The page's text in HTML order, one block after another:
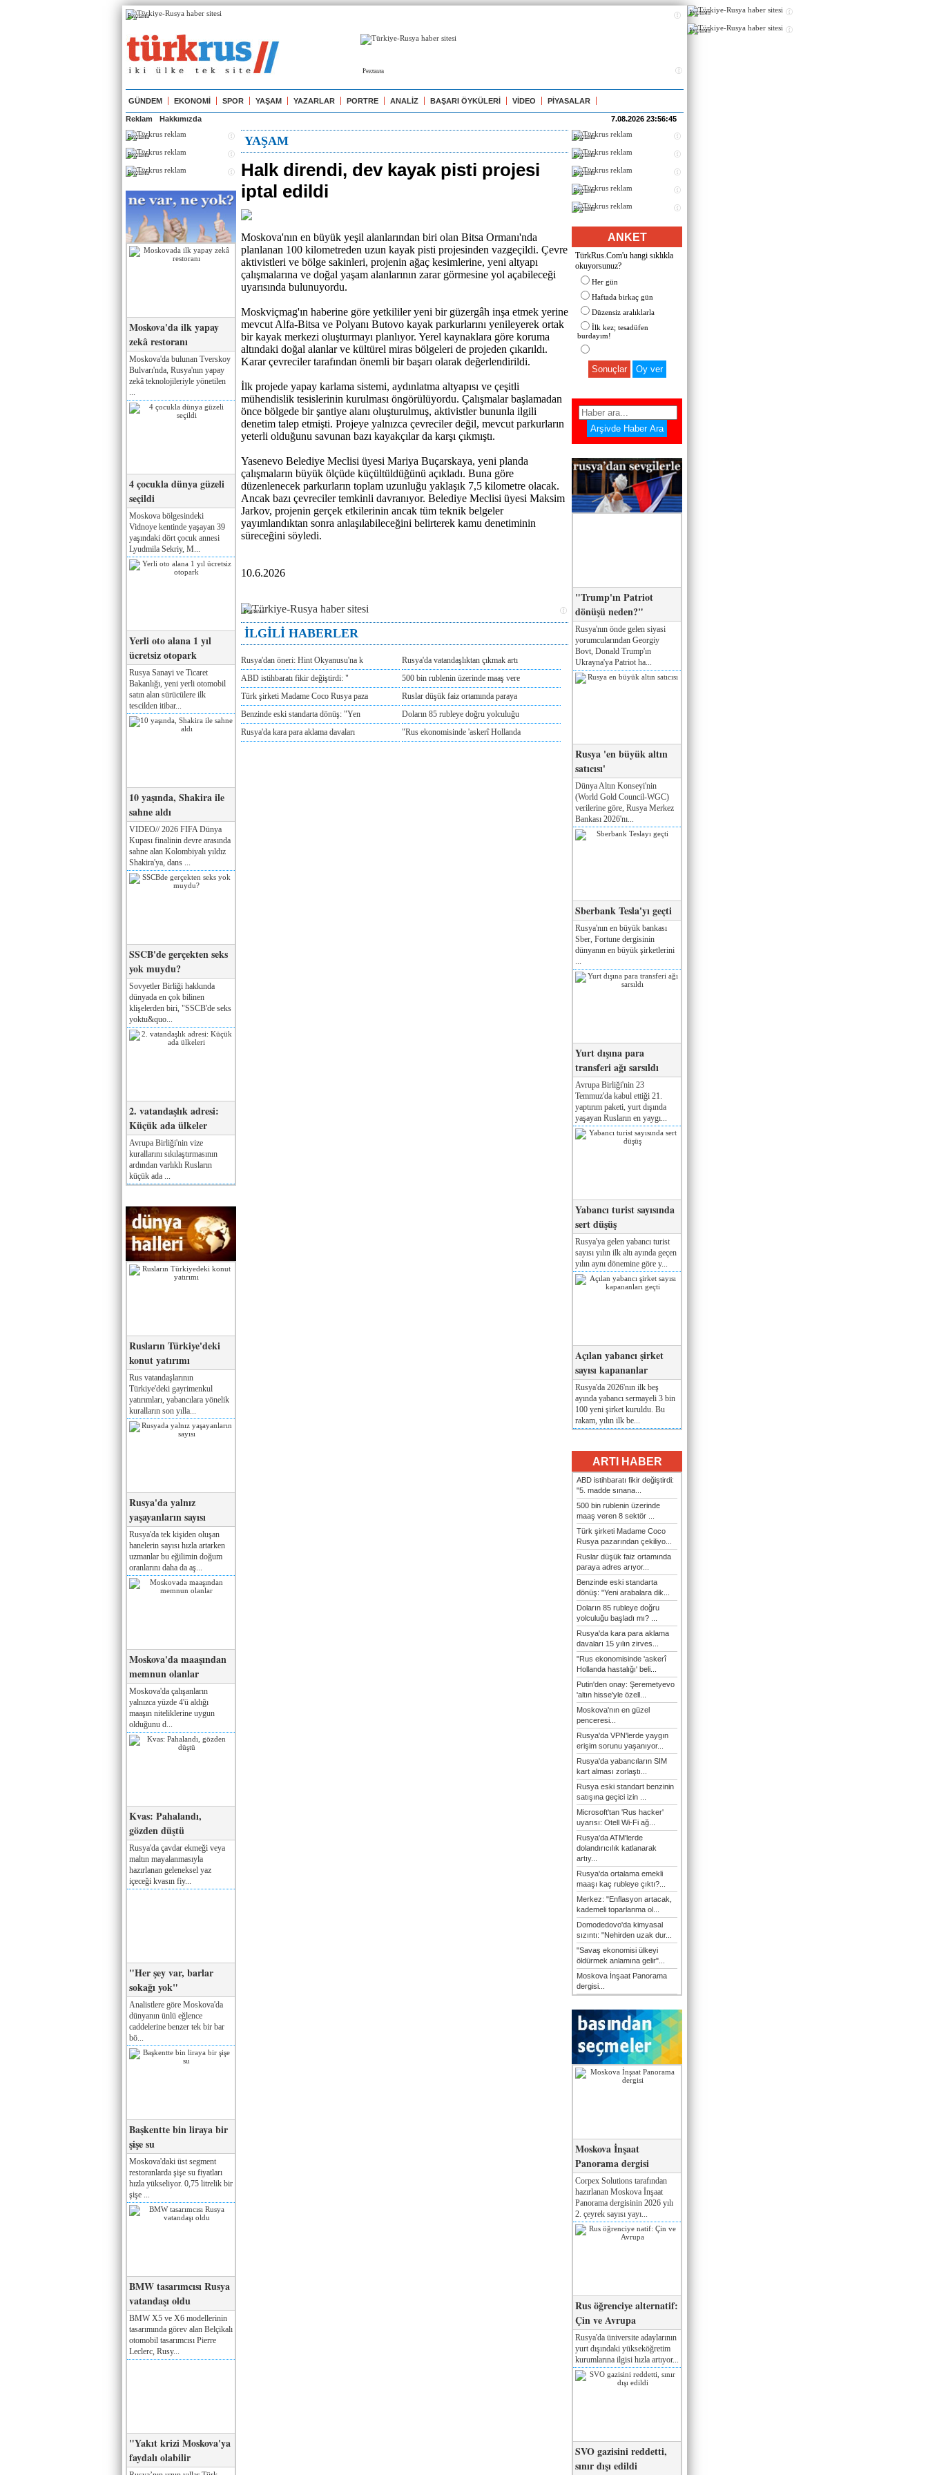
Реклама
Реклама
GÜNDEM EKONOMİ SPOR YAŞAM YAZARLAR PORTRE ANALİZ BAŞARI ÖYKÜLERİ VİDEO PİYASALAR
Reklam Hakkımızda 7.08.2026 23:56:45
Реклама
Реклама
Реклама
Moskova'da ilk yapay
zekâ restoranı
Moskova'da bulunan Tverskoy
Bulvarı'nda, Rusya'nın yapay
zekâ teknolojileriyle yönetilen
4 çocukla dünya güzeli
seçildi
Moskova bölgesindeki
Vidnoye kentinde yaşayan 39
yaşındaki dört çocuk annesi
Lyudmila Sekriy, M...
Yerli oto alana 1 yıl
ücretsiz otopark
Rusya Sanayi ve Ticaret
Bakanlığı, yeni yerli otomobil
satın alan sürücülere ilk
tescilden itibar...
10 yaşında, Shakira ile
sahne aldı
VIDEO// 2026 FIFA Dünya
Kupası finalinin devre arasında
sahne alan Kolombiyalı yıldız
Shakira'ya, dans ...
SSCB'de gerçekten seks
yok muydu?
Sovyetler Birliği hakkında
dünyada en çok bilinen
klişelerden biri, "SSCB'de seks
yoktu&quo...
2. vatandaşlık adresi:
Küçük ada ülkeler
Avrupa Birliği'nin vize
kurallarını sıkılaştırmasının
ardından varlıklı Rusların
küçük ada ...
Rusların Türkiye'deki
konut yatırımı
Rus vatandaşlarının
Türkiye'deki gayrimenkul
yatırımları, yabancılara yönelik
kuralların son yılla...
Rusya'da yalnız
yaşayanların sayısı
Rusya'da tek kişiden oluşan
hanelerin sayısı hızla artarken
uzmanlar bu eğilimin doğum
oranlarını daha da aş...
Moskova'da maaşından
memnun olanlar
Moskova'da çalışanların
yalnızca yüzde 4'ü aldığı
maaşın niteliklerine uygun
olduğunu d...
Kvas: Pahalandı,
gözden düştü
Rusya'da çavdar ekmeği veya
maltın mayalanmasıyla
hazırlanan geleneksel yaz
içeceği kvasın fiy...
"Her şey var, barlar
sokağı yok"
Analistlere göre Moskova'da
dünyanın ünlü eğlence
caddelerine benzer tek bir bar
bö...
Başkentte bin liraya bir
şişe su
Moskova'daki üst segment
restoranlarda şişe su fiyatları
hızla yükseliyor. 0,75 litrelik bir
şişe ...
BMW tasarımcısı Rusya
vatandaşı oldu
BMW X5 ve X6 modellerinin
tasarımında görev alan Belçikalı
otomobil tasarımcısı Pierre
Leclerc, Rusy...
"Yakıt krizi Moskova'ya
faydalı olabilir
YAŞAM
Halk direndi, dev kayak pisti projesi
iptal edildi
Moskova'nın en büyük yeşil alanlarından biri olan Bitsa Ormanı'nda
planlanan 100 kilometreden uzun kayak pisti projesinden vazgeçildi. Çevre
aktivistleri ve bölge sakinleri, projenin ağaç kesimlerine, yeni altyapı
çalışmalarına ve doğal yaşam alanlarının zarar görmesine yol açabileceği
uyarısında bulunuyordu.
Moskviçmag'ın haberine göre yetkililer yeni bir güzergâh inşa etmek yerine
mevcut Alfa-Bitsa ve Polyanı Butovo kayak parkurlarını yenileyerek ortak
bir kayak merkezi oluşturmayı planlıyor. Yerel kaynaklara göre koruma
altındaki doğal alanlar ve kültürel miras bölgeleri de projeden çıkarıldı.
Karar çevreciler tarafından önemli bir başarı olarak değerlendirildi.
İlk projede yapay karlama sistemi, aydınlatma altyapısı ve çeşitli
mühendislik tesislerinin kurulması öngörülüyordu. Çalışmalar başlamadan
önce bölgede bir şantiye alanı oluşturulmuş, aktivistler bununla ilgili
denetim talep etmişti. Projeye yalnızca çevreciler değil, mevcut parkurların
yeterli olduğunu savunan bazı kayakçılar da karşı çıkmıştı.
Yasenevo Belediye Meclisi üyesi Mariya Buçarskaya, yeni planda
çalışmaların büyük ölçüde küçültüldüğünü açıkladı. Buna göre
düzenlenecek parkurların toplam uzunluğu yaklaşık 7,5 kilometre olacak.
Ancak bazı çevreciler temkinli davranıyor. Belediye Meclisi üyesi Maksim
Jarkov, projenin gerçek etkilerinin ancak tüm teknik belgeler
yayımlandıktan sonra anlaşılabileceğini belirterek kamu denetiminin
süreceğini söyledi.
10.6.2026
Реклама
İLGİLİ HABERLER
Rusya'dan öneri: Hint Okyanusu'na k
Rusya'da vatandaşlıktan çıkmak artı
ABD istihbaratı fikir değiştirdi: "
500 bin rublenin üzerinde maaş vere
Türk şirketi Madame Coco Rusya paza
Ruslar düşük faiz ortamında paraya
Benzinde eski standarta dönüş: "Yen
Doların 85 rubleye doğru yolculuğu
Rusya'da kara para aklama davaları
"Rus ekonomisinde 'askerî Hollanda
Реклама
Реклама
Реклама
Реклама
Реклама
ANKET
TürkRus.Com'u hangi sıklıkla
okuyorsunuz?
Her gün
Haftada birkaç gün
Düzensiz aralıklarla
İlk kez; tesadüfen
burdayım!
Sonuçlar
"Trump'ın Patriot
dönüşü neden?"
Rusya'nın önde gelen siyasi
yorumcularından Georgiy
Bovt, Donald Trump'ın
Ukrayna'ya Patriot ha...
Rusya 'en büyük altın
satıcısı'
Dünya Altın Konseyi'nin
(World Gold Council-WGC)
verilerine göre, Rusya Merkez
Bankası 2026'nı...
Sberbank Tesla'yı geçti
Rusya'nın en büyük bankası
Sber, Fortune dergisinin
dünyanın en büyük şirketlerini
...
Yurt dışına para
transferi ağı sarsıldı
Avrupa Birliği'nin 23
Temmuz'da kabul ettiği 21.
yaptırım paketi, yurt dışında
yaşayan Rusların en yaygı...
Yabancı turist sayısında
sert düşüş
Rusya'ya gelen yabancı turist
sayısı yılın ilk altı ayında geçen
yılın aynı dönemine göre y...
Açılan yabancı şirket
sayısı kapananlar
Rusya'da 2026'nın ilk beş
ayında yabancı sermayeli 3 bin
100 yeni şirket kuruldu. Bu
rakam, yılın ilk be...
ARTI HABER
ABD istihbaratı fikir değiştirdi:
"5. madde sınana...
500 bin rublenin üzerinde
maaş veren 8 sektör ...
Türk şirketi Madame Coco
Rusya pazarından çekiliyo...
Ruslar düşük faiz ortamında
paraya adres arıyor...
Benzinde eski standarta
dönüş: "Yeni arabalara dik...
Doların 85 rubleye doğru
yolculuğu başladı mı? ...
Rusya'da kara para aklama
davaları 15 yılın zirves...
"Rus ekonomisinde 'askerî
Hollanda hastalığı' beli...
Putin'den onay: Şeremetyevo
'altın hisse'yle özell...
Moskova'nın en güzel
penceresi...
Rusya'da VPN'lerde yaygın
erişim sorunu yaşanıyor...
Rusya'da yabancıların SIM
kart alması zorlaştı...
Rusya eski standart benzinin
satışına geçici izin ...
Microsoft'tan 'Rus hacker'
uyarısı: Otell Wi-Fi ağ...
Rusya'da ATM'lerde
dolandırıcılık katlanarak
artıy...
Rusya'da ortalama emekli
maaşı kaç rubleye çıktı?...
Merkez: "Enflasyon artacak,
kademeli toparlanma ol...
Domodedovo'da kimyasal
sızıntı: "Nehirden uzak dur...
"Savaş ekonomisi ülkeyi
öldürmek anlamına gelir"...
Moskova İnşaat Panorama
dergisi...
Moskova İnşaat
Panorama dergisi
Corpex Solutions tarafından
hazırlanan Moskova İnşaat
Panorama dergisinin 2026 yılı
2. çeyrek sayısı yayı...
Rus öğrenciye alternatif:
Çin ve Avrupa
Rusya'da üniversite adaylarının
yurt dışındaki yükseköğretim
kurumlarına ilgisi hızla artıyor...
SVO gazisini reddetti,
sınır dışı edildi
Реклама
Реклама